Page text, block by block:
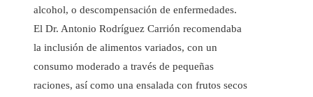
alcohol, o descompensación de enfermedades.
El Dr. Antonio Rodríguez Carrión recomendaba
la inclusión de alimentos variados, con un
consumo moderado a través de pequeñas
raciones, así como una ensalada con frutos secos